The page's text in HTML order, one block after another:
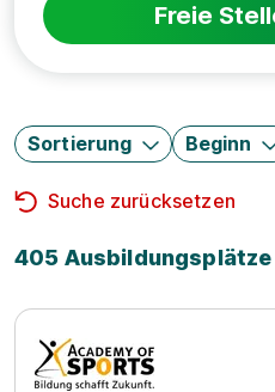
Freie
Sortierung Beginn
Suche zurücksetzen
405 Ausbildungsplätze